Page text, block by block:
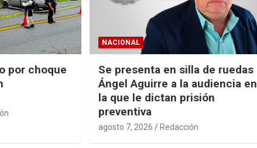
por choque
NACIONAL
Se presenta en silla de ruedas
Ángel Aguirre a la audiencia en
la que le dictan prisión
preventiva
agosto 7, 2026 Redacción